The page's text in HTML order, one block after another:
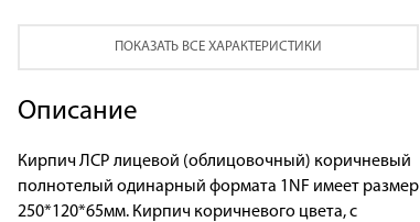
ПОКАЗАТЬ ВСЕ ХАРАКТЕРИСТИКИ
Описание
Кирпич ЛСР лицевой (облицовочный) коричневый
полнотелый одинарный формата 1NF имеет размер
250*120*65мм. Кирпич коричневого цвета, с